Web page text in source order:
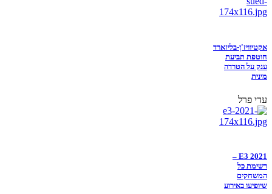
אקטיוויז'ן-בליזארד
חוטפת תביעת
ענק על הטרדה
מינית
עדי פרל
E3 2021 –
רשימת כל
המשחקים
שיופיעו באירוע